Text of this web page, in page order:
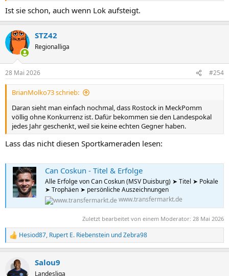
Ist sie schon, auch wenn Lok aufsteigt.
STZ42
Regionalliga
28 Mai 2026 #254
BrianMolko73 schrieb:
Daran sieht man einfach nochmal, dass Rostock in MeckPomm
völlig ohne Konkurrenz ist. Dafür bekommen sie den Landespokal
jedes Jahr geschenkt, weil sie keine echten Gegner haben.
Lass das nicht diesen Sportkameraden lesen:
Can Coskun - Titel & Erfolge
Alle Erfolge von Can Coskun (MSV Duisburg) ➤ Titel ➤ Pokale
➤ Trophäen ➤ persönliche Auszeichnungen
www.transfermarkt.de
Zuletzt bearbeitet von einem Moderator: 28 Mai 2026
R
e
k
t
Hesiod87, Rupert E. Riebenstein undZebra98
Salou9
Landesliga